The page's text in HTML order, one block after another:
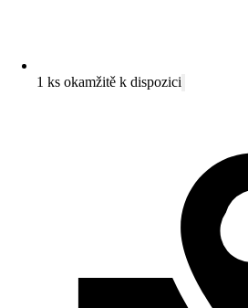
1 ks okamžitě k dispozici